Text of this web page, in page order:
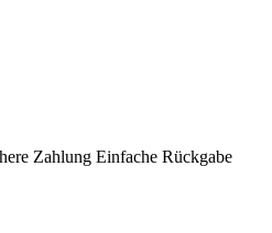
Zahlung Einfache Rückgabe